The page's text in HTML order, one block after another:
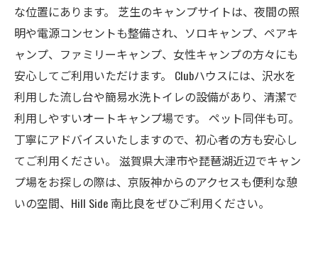
な位置にあります。 芝生のキャンプサイトは、夜間の照
明や電源コンセントも整備され、ソロキャンプ、ペアキ
ャンプ、ファミリーキャンプ、女性キャンプの方々にも
安心してご利用いただけます。 Clubハウスには、沢水を
利用した流し台や簡易水洗トイレの設備があり、清潔で
利用しやすいオートキャンプ場です。 ペット同伴も可。
丁寧にアドバイスいたしますので、初心者の方も安心し
てご利用ください。 滋賀県大津市や琵琶湖近辺でキャン
プ場をお探しの際は、京阪神からのアクセスも便利な憩
いの空間、Hill Side 南比良をぜひご利用ください。